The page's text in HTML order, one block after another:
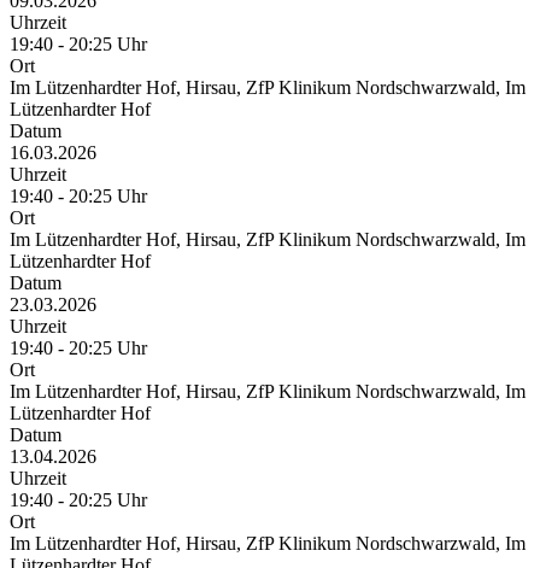
Uhrzeit
19:40 - 20:25 Uhr
Ort
Im Lützenhardter Hof, Hirsau, ZfP Klinikum Nordschwarzwald, Im
Lützenhardter Hof
Datum
16.03.2026
Uhrzeit
19:40 - 20:25 Uhr
Ort
Im Lützenhardter Hof, Hirsau, ZfP Klinikum Nordschwarzwald, Im
Lützenhardter Hof
Datum
23.03.2026
Uhrzeit
19:40 - 20:25 Uhr
Ort
Im Lützenhardter Hof, Hirsau, ZfP Klinikum Nordschwarzwald, Im
Lützenhardter Hof
Datum
13.04.2026
Uhrzeit
19:40 - 20:25 Uhr
Ort
Im Lützenhardter Hof, Hirsau, ZfP Klinikum Nordschwarzwald, Im